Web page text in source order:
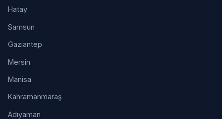
Hatay
Samsun
Gaziantep
Mersin
Manisa
Kahramanmaraş
Adıyaman